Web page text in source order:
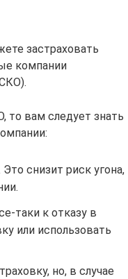
застраховать
компании
то вам следует знать
снизит риск угона,
таки к отказу в
или использовать
но, в случае